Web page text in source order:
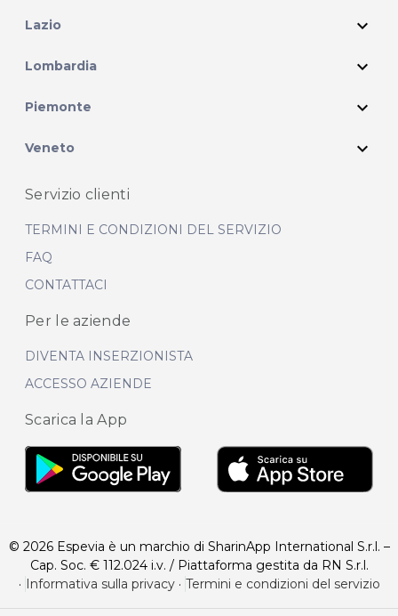
Lazio expand_more
Lombardia expand_more
Piemonte expand_more
Veneto expand_more
Servizio clienti
TERMINI E CONDIZIONI DEL SERVIZIO
FAQ
CONTATTACI
Per le aziende
DIVENTA INSERZIONISTA
ACCESSO AZIENDE
Scarica la App
© 2026 Espevia è un marchio di SharinApp International S.r.l. –
Cap. Soc. € 112.024 i.v. / Piattaforma gestita da RN S.r.l.
· Informativa sulla privacy· Termini e condizioni del servizio